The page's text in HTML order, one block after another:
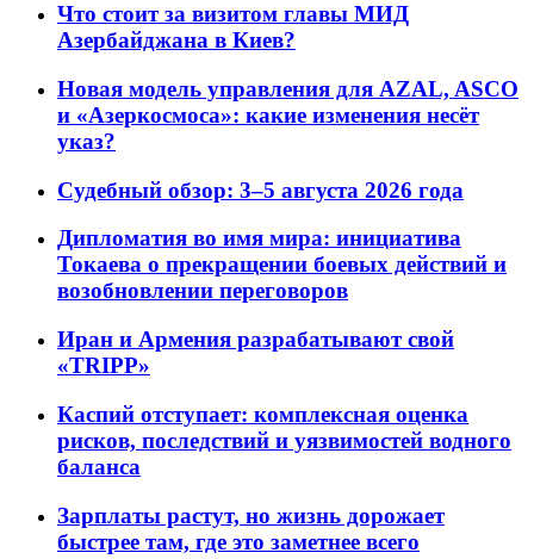
Что стоит за визитом главы МИД
Азербайджана в Киев?
Новая модель управления для AZAL, ASCO
и «Азеркосмоса»: какие изменения несёт
указ?
Судебный обзор: 3–5 августа 2026 года
Дипломатия во имя мира: инициатива
Токаева о прекращении боевых действий и
возобновлении переговоров
Иран и Армения разрабатывают свой
«TRIPP»
Каспий отступает: комплексная оценка
рисков, последствий и уязвимостей водного
баланса
Зарплаты растут, но жизнь дорожает
быстрее там, где это заметнее всего